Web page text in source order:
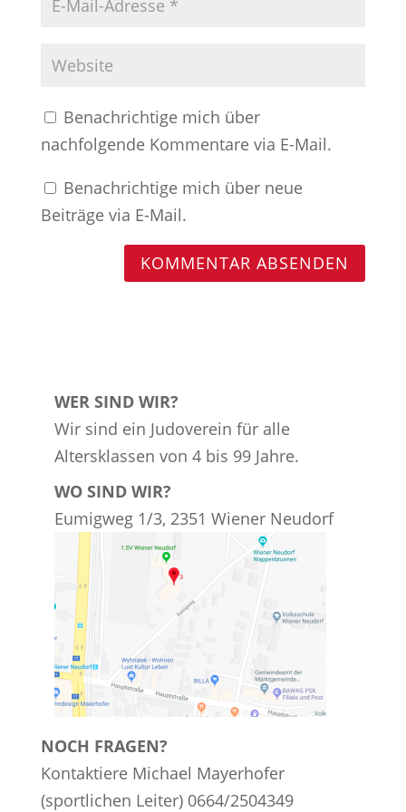
Benachrichtige mich über
nachfolgende Kommentare via E-Mail.
Benachrichtige mich über neue
Beiträge via E-Mail.
WER SIND WIR?
Wir sind ein Judoverein für alle
Altersklassen von 4 bis 99 Jahre.
WO SIND WIR?
Eumigweg 1/3, 2351 Wiener Neudorf
NOCH FRAGEN?
Kontaktiere Michael Mayerhofer
(sportlichen Leiter) 0664/2504349